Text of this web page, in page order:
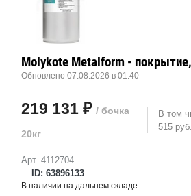
Арт. 4112704
ID: 63896133
Molykote Metalform -
Обновлено 07.08.2026 в 01:40
219 131 ₽ / бочка
20кг
В том
515
В наличии на дальнем складе